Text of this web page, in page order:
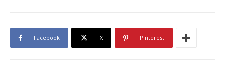
Facebook X Pinterest